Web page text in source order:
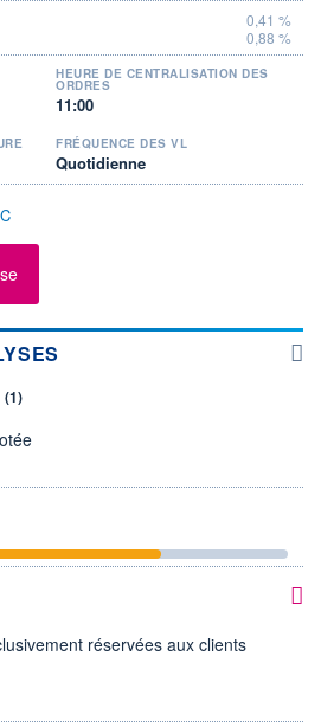
0,41 %
0,88 %
HEURE DE CENTRALISATION DES
ORDRES
11:00
FRÉQUENCE DES VL
Quotidienne
(1)
réservées aux clients